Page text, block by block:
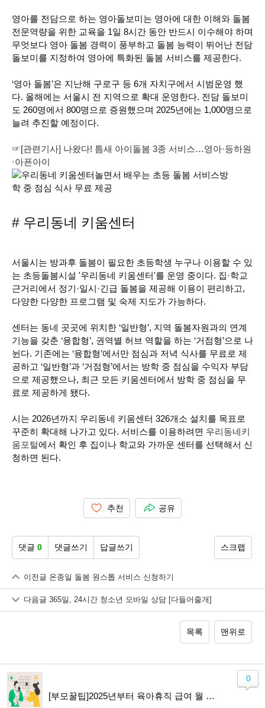
영아를 전담으로 하는 영아돌보미는 영아에 대한 이해와 돌봄
전문역량을 위한 교육을 1일 8시간 동안 반드시 이수해야 하며
무엇보다 영아 돌봄 경력이 풍부하고 돌봄 능력이 뛰어난 전담
돌보미를 지정하여 영아에 특화된 돌봄 서비스를 제공한다.
‘영아 돌봄’은 지난해 구로구 등 6개 자치구에서 시범운영 했
다. 올해에는 서울시 전 지역으로 확대 운영한다. 전담 돌보미
도 260명에서 800명으로 증원했으며 2025년에는 1,000명으로
늘려 추진할 예정이다.
☞[관련기사] 나왔다! 틈새 아이돌봄 3종 서비스…영아·등하원
·아픈아이
# 우리동네 키움센터
서울시는 방과후 돌봄이 필요한 초등학생 누구나 이용할 수 있
는 초등돌봄시설 '우리동네 키움센터'를 운영 중이다. 집·학교
근거리에서 정기·일시·긴급 돌봄을 제공해 이용이 편리하고,
다양한 다양한 프로그램 및 숙제 지도가 가능하다.
센터는 동네 곳곳에 위치한 ‘일반형’, 지역 돌봄자원과의 연계
기능을 갖춘 ‘융합형’, 권역별 허브 역할을 하는 ‘거점형’으로 나
뉜다. 기존에는 ‘융합형’에서만 점심과 저녁 식사를 무료로 제
공하고 ‘일반형’과 ‘거점형’에서는 방학 중 점심을 수익자 부담
으로 제공했으나, 최근 모든 키움센터에서 방학 중 점심을 무
료로 제공하게 됐다.
시는 2026년까지 우리동네 키움센터 326개소 설치를 목표로
꾸준히 확대해 나가고 있다. 서비스를 이용하려면 우리동네키
움포털에서 확인 후 집이나 학교와 가까운 센터를 선택해서 신
청하면 된다.
추천 공유
댓글 0 댓글쓰기 답글쓰기 스크랩
이전글 온종일 돌봄 원스톱 서비스 신청하기
다음글 365일, 24시간 청소년 모바일 상담 [다들어줄개]
목록 맨위로
[부모꿀팁]2025년부터 육아휴직 급여 월 최대 250만 원…일·가정 양립 지원 확대
0